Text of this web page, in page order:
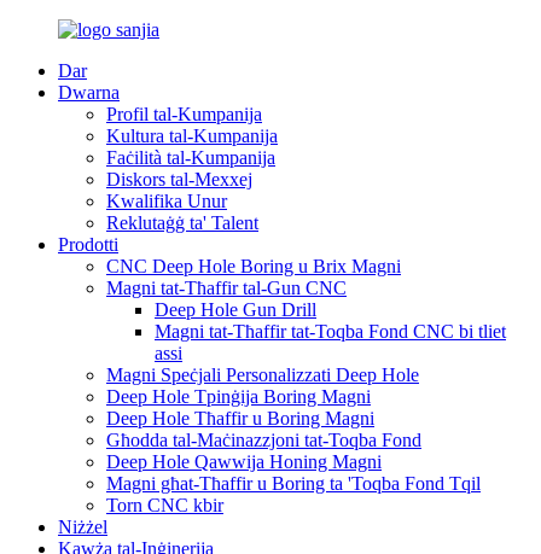
Dar
Dwarna
Profil tal-Kumpanija
Kultura tal-Kumpanija
Faċilità tal-Kumpanija
Diskors tal-Mexxej
Kwalifika Unur
Reklutaġġ ta' Talent
Prodotti
CNC Deep Hole Boring u Brix Magni
Magni tat-Tħaffir tal-Gun CNC
Deep Hole Gun Drill
Magni tat-Tħaffir tat-Toqba Fond CNC bi tliet
assi
Magni Speċjali Personalizzati Deep Hole
Deep Hole Tpinġija Boring Magni
Deep Hole Tħaffir u Boring Magni
Għodda tal-Maċinazzjoni tat-Toqba Fond
Deep Hole Qawwija Honing Magni
Magni għat-Tħaffir u Boring ta 'Toqba Fond Tqil
Torn CNC kbir
Niżżel
Kawża tal-Inġinerija